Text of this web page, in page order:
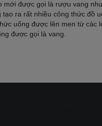
mới được gọi là rượu vang
tạo ra rất nhiều công thức đồ
uống được lên men từ các
được gọi là vang.